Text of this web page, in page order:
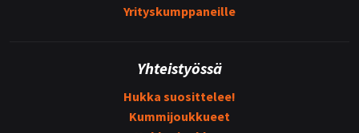
Yrityskumppaneille
Yhteistyössä
Hukka suosittelee!
Kummijoukkueet